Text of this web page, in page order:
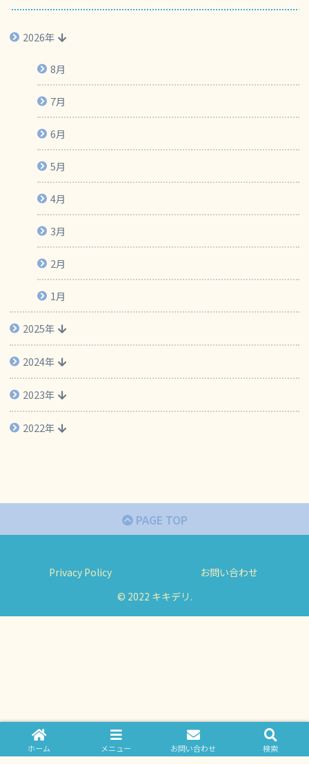
2026年
8月
7月
6月
5月
4月
3月
2月
1月
2025年
2024年
2023年
2022年
PAGE TOP
Privacy Policy
お問い合わせ
© 2022 キキデリ.
ホーム メニュー お問い合わせ 検索